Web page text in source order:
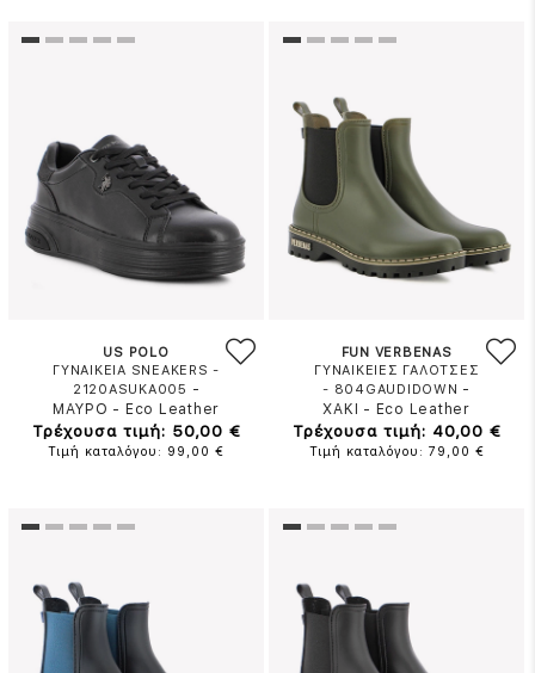
US POLO
ΓΥΝΑΙΚΕΙΑ SNEAKERS -
2120ASUKA005 -
ΜΑΥΡΟ - Eco Leather
Τρέχουσα τιμή: 50,00 €
Τιμή καταλόγου: 99,00 €
FUN VERBENAS
ΓΥΝΑΙΚΕΙΕΣ ΓΑΛΟΤΣΕΣ
- 804GAUDIDOWN -
ΧΑΚΙ
- Eco Leather
Τρέχουσα τιμή: 40,00 €
Τιμή καταλόγου: 79,00 €